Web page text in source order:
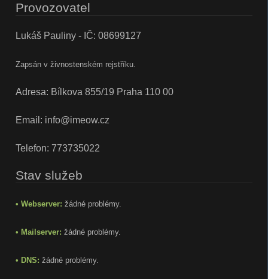
Provozovatel
Lukáš Pauliny - IČ: 08699127
Zapsán v živnostenském rejstříku.
Adresa: Bílkova 855/19 Praha 110 00
Email: info@imeow.cz
Telefon: 773735022
Stav služeb
• Webserver: žádné problémy.
• Mailserver: žádné problémy.
• DNS: žádné problémy.